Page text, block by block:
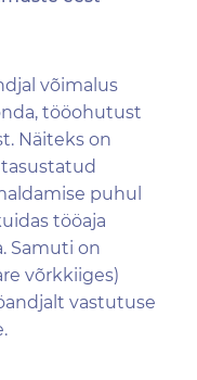
võimalus
tööohutust
Näiteks on
puhul
tööaja
Samuti on
võrkkiiges)
vastutuse